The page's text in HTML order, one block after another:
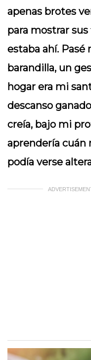
apenas brotes
para mostrar
estaba ahí. Pasé
barandilla, un
hogar era mi
descanso
creía, bajo mi
aprendería
podía verse